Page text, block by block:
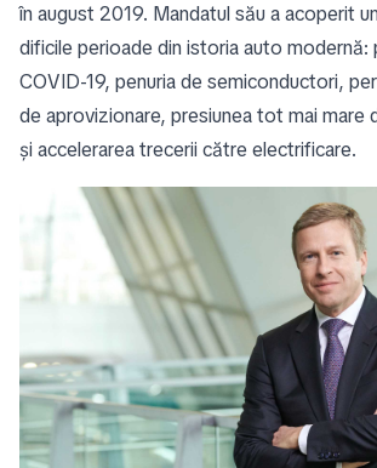
în august 2019. Mandatul său a acoperit
dificile perioade din istoria auto modernă:
COVID-19, penuria de semiconductori,
de aprovizionare, presiunea tot mai mare
și accelerarea trecerii către electrificare.